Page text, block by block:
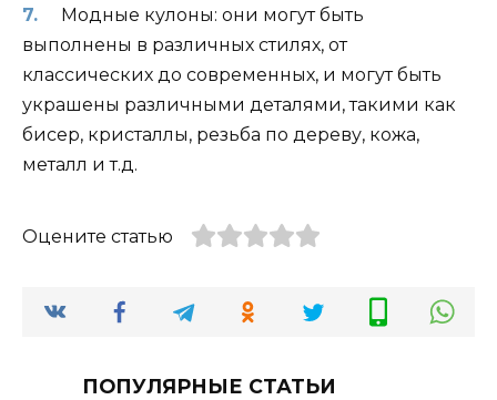
Модные кулоны: они могут быть
выполнены в различных стилях, от
классических до современных, и могут быть
украшены различными деталями, такими как
бисер, кристаллы, резьба по дереву, кожа,
металл и т.д.
Оцените статью
ПОПУЛЯРНЫЕ СТАТЬИ